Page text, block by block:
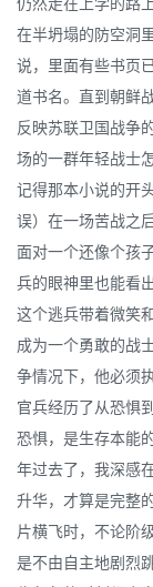
仍然走在上学的路
在半坍塌的防空洞
说，里面有些书页
道书名。直到朝鲜
反映苏联卫国战争
场的一群年轻战士
记得那本小说的开
误）在一场苦战之
面对一个还像个孩
兵的眼神里也能看
这个逃兵带着微笑
成为一个勇敢的战
争情况下，他必须
官兵经历了从恐惧
恐惧，是生存本能
年过去了，我深感
升华，才算是完整
片横飞时，不论阶
是不由自主地剧烈